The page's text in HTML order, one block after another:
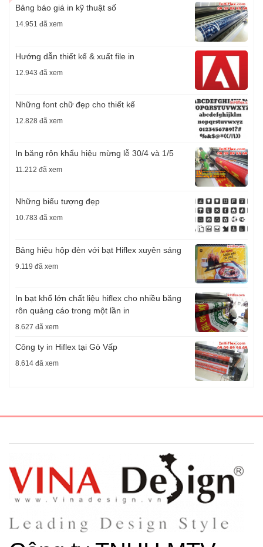
Bảng báo giá in kỹ thuật số
14.951 đã xem
Hướng dẫn thiết kế & xuất file in
12.943 đã xem
Những font chữ đẹp cho thiết kế
12.828 đã xem
In băng rôn khẩu hiệu mừng lễ 30/4 và 1/5
11.212 đã xem
Những biểu tượng đẹp
10.783 đã xem
Bảng hiệu hộp đèn với bạt Hiflex xuyên sáng
9.119 đã xem
In bạt khổ lớn chất liệu hiflex cho nhiều băng
rôn quảng cáo trong một lần in
8.627 đã xem
Công ty in Hiflex tại Gò Vấp
8.614 đã xem